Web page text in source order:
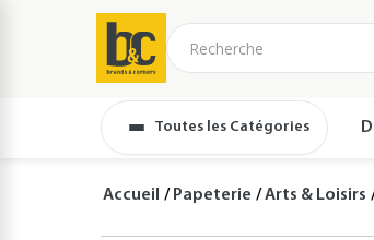
Toutes les Catégories
Accueil Papeterie Arts & Loisirs